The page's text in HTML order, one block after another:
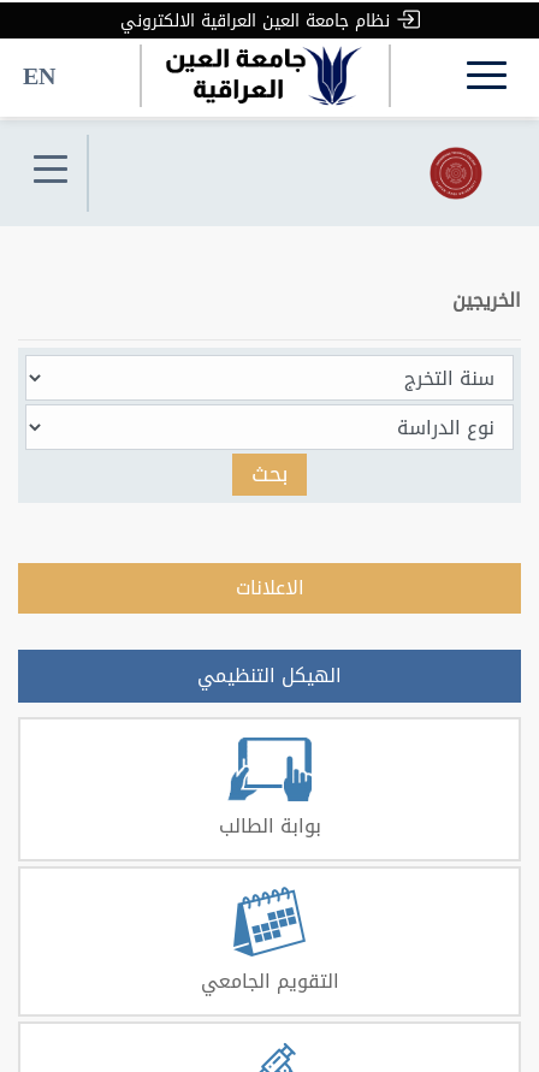
نظام جامعة العين العراقية الالكتروني
EN
الخريجين
بحث
الاعلانات
الهيكل التنظيمي
بوابة الطالب
التقويم الجامعي